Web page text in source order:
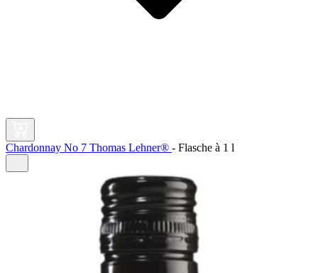
Chardonnay No 7 Thomas Lehner® - Flasche à 1 l